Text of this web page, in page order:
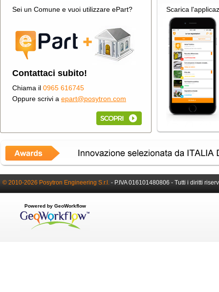
Sei un Comune e vuoi utilizzare ePart?
Contattaci subito!
Chiama il 0965 616745
Oppure scrivi a epart@posytron.com
Scarica
© 2010-2026 Posytron Engineering S.r.l. - P.IVA 016101480806 - Tutti i diritti
Powered by GeoWorkflow